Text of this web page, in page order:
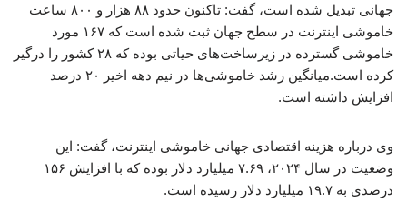
جهانی تبدیل شده است، گفت: تاکنون حدود ۸۸ هزار و ۸۰۰ ساعت
خاموشی اینترنت در سطح جهان ثبت شده است که ۱۶۷ مورد
خاموشی گسترده در زیرساخت‌های حیاتی بوده که ۲۸ کشور را درگیر
کرده است.میانگین رشد خاموشی‌ها در نیم دهه اخیر ۲۰ درصد
افزایش داشته است.
وی درباره هزینه اقتصادی جهانی خاموشی اینترنت، گفت: این
وضعیت در سال ۲۰۲۴، ۷.۶۹ میلیارد دلار بوده که با افزایش ۱۵۶
درصدی به ۱۹.۷ میلیارد دلار رسیده است.